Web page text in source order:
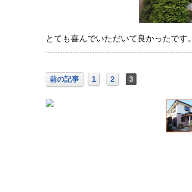
とても喜んでいただいて良かったです。
前の記事 1 2 3